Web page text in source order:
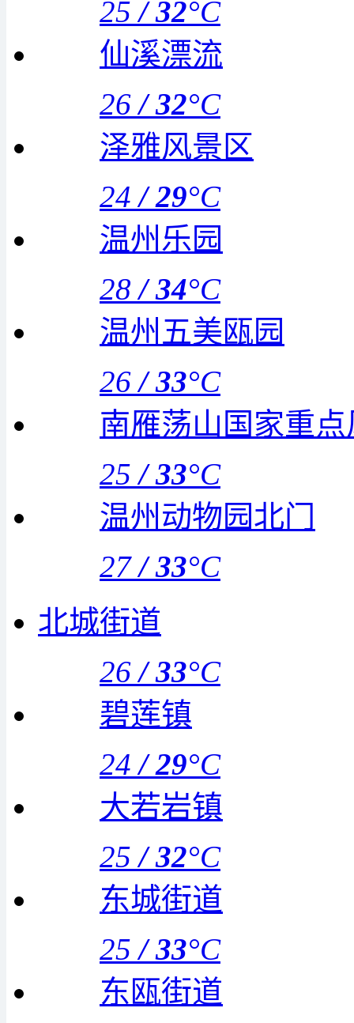
25 /32°C
仙溪漂流
26 /32°C
泽雅风景区
24 /29°C
温州乐园
28 /34°C
温州五美瓯园
26 /33°C
南雁荡山国家重
25 /33°C
温州动物园北门
27 /33°C
北城街道
26 /33°C
碧莲镇
24 /29°C
大若岩镇
25 /32°C
东城街道
25 /33°C
东瓯街道